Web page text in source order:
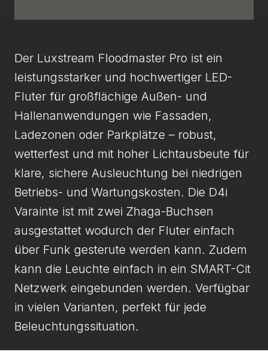
Der Luxstream Floodmaster Pro ist ein
leistungsstarker und hochwertiger LED-
Fluter für großflächige Außen- und
Hallenanwendungen wie Fassaden,
Ladezonen oder Parkplätze – robust,
wetterfest und mit hoher Lichtausbeute für
klare, sichere Ausleuchtung bei niedrigen
Betriebs- und Wartungskosten. Die D4i
Varainte ist mit zwei Zhaga-Buchsen
ausgestattet wodurch der Fluter einfach
über Funk gesterute werden kann. Zudem
kann die Leuchte einfach in ein SMART-Cit
Netzwerk eingebunden werden. Verfügbar
in vielen Varianten, perfekt für jede
Beleuchtungssituation.